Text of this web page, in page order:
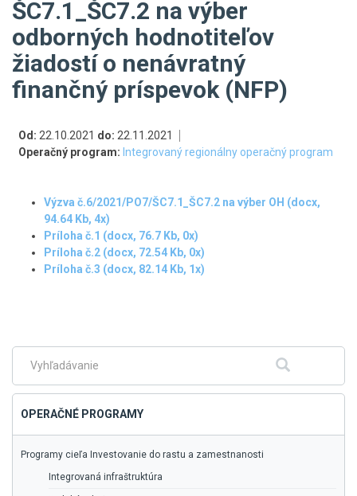
na
užívateľské
menu
Skočiť
na
pätičku
ŠC7.1_ŠC7.2 na výber
odborných hodnotiteľov
žiadostí o nenávratný
finančný príspevok (NFP)
Od: 22.10.2021 do: 22.11.2021
Operačný program: Integrovaný regionálny operačný program
Výzva č.6/2021/PO7/ŠC7.1_ŠC7.2 na výber OH (docx,
94.64 Kb, 4x)
Príloha č.1 (docx, 76.7 Kb, 0x)
Príloha č.2 (docx, 72.54 Kb, 0x)
Príloha č.3 (docx, 82.14 Kb, 1x)
hlavné
menu
Fulltextové
Hľadať
OPERAČNÉ PROGRAMY
Programy cieľa Investovanie do rastu a zamestnanosti
Integrovaná infraštruktúra